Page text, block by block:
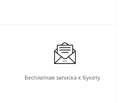
Бесплатная записка к букету